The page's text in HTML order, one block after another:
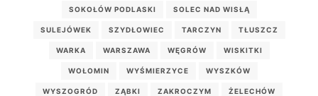
SOKOŁÓW PODLASKI SOLEC NAD WISŁĄ
SULEJÓWEK SZYDŁOWIEC TARCZYN TŁUSZCZ
WARKA WARSZAWA WĘGRÓW WISKITKI
WOŁOMIN WYŚMIERZYCE WYSZKÓW
WYSZOGRÓD ZĄBKI ZAKROCZYM ŻELECHÓW